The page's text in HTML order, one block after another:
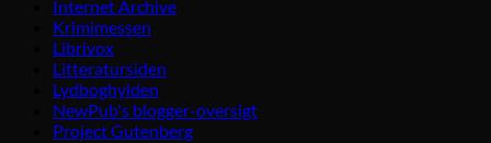
Internet Archive
Krimimessen
Librivox
Litteratursiden
Lydboghylden
NewPub's blogger-oversigt
Project Gutenberg